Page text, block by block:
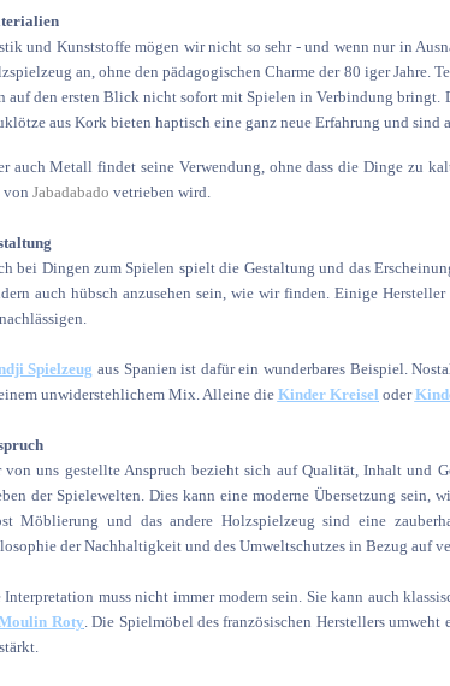
und Kunststoffe mögen wir nicht so sehr - und wenn nur in
an, ohne den pädagogischen Charme der 80 iger Jahre.
auf den ersten Blick nicht sofort mit Spielen in Verbindung bringt.
aus Kork bieten haptisch eine ganz neue Erfahrung und sind
auch Metall findet seine Verwendung, ohne dass die Dinge zu
von Jabadabado vetrieben wird.
bei Dingen zum Spielen spielt die Gestaltung und das
auch hübsch anzusehen sein, wie wir finden. Einige
Spielzeug aus Spanien ist dafür ein wunderbares Beispiel.
unwiderstehlichem Mix. Alleine die Kinder Kreisel oder
von uns gestellte Anspruch bezieht sich auf Qualität, Inhalt und
der Spielewelten. Dies kann eine moderne Übersetzung sein,
Möblierung und das andere Holzspielzeug sind eine
der Nachhaltigkeit und des Umweltschutzes in Bezug auf
Interpretation muss nicht immer modern sein. Sie kann auch
Roty. Die Spielmöbel des französischen Herstellers